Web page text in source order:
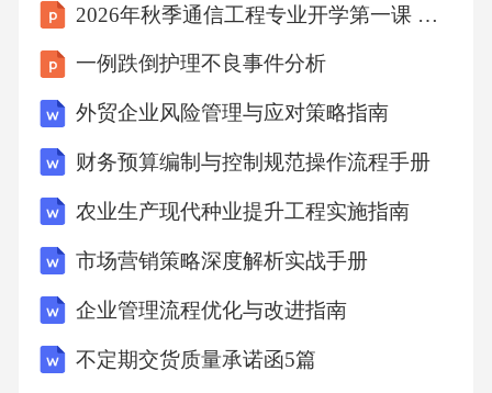
照规定他能退回多少钱？距离发车时间退票手
续费8天及以上无48小时及以上、不足8天票面
价的5%24小时及以上、不足48小时票面价的1
0%不足24小时票面价的20%29.(6分)从甲地到乙
千米；另一条是穿山洞走近路，需要行驶182千
米。(1)两车同时从甲地开往乙地，大客车走远
路，面包车走近路。面包车比大客车早几小时
到乙地？(2)面包车到达乙地后立即沿远路返
回，两车从出发到相遇共行了多少小时？30.(6
2026年秋季通信工程专业开学第一课 学术规范与科研入门课件
一例跌倒护理不良事件分析
外贸企业风险管理与应对策略指南
财务预算编制与控制规范操作流程手册
农业生产现代种业提升工程实施指南
市场营销策略深度解析实战手册
企业管理流程优化与改进指南
不定期交货质量承诺函5篇